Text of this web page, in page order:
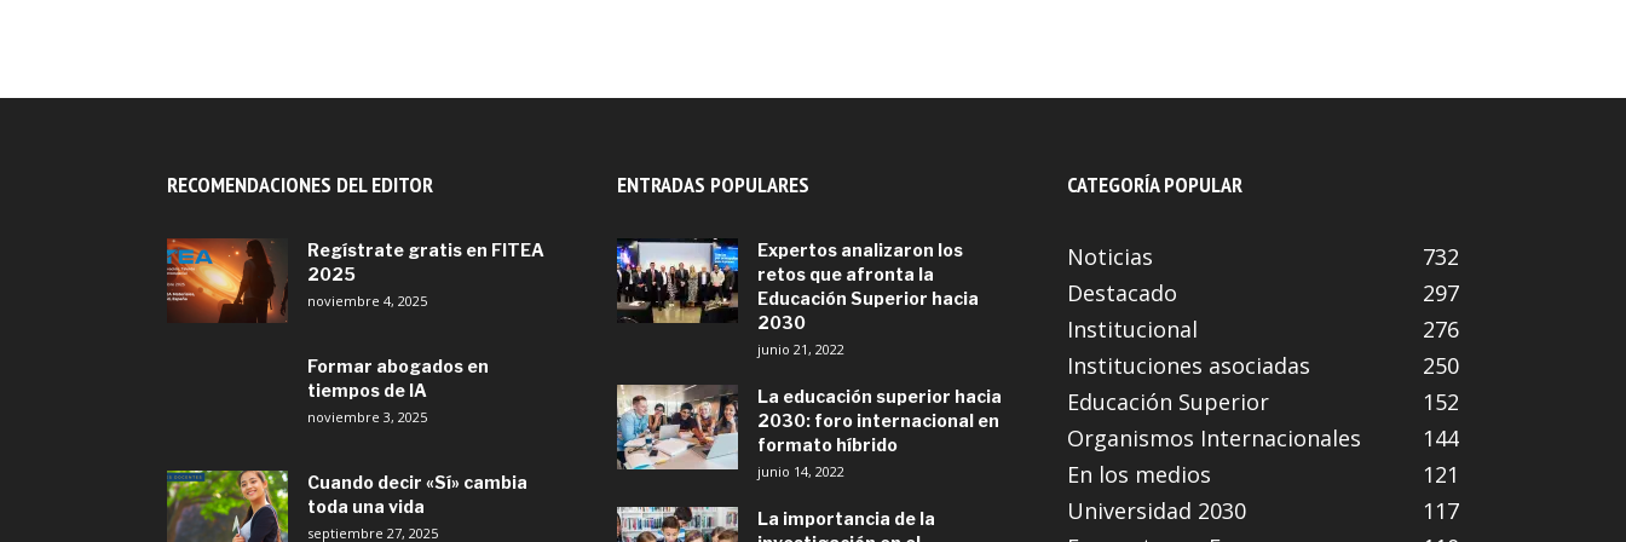
RECOMENDACIONES DEL EDITOR
Regístrate gratis en FITEA
2025
noviembre 4, 2025
Formar abogados en
tiempos de IA
noviembre 3, 2025
Cuando decir «Sí» cambia
toda una vida
septiembre 27, 2025
ENTRADAS POPULARES
Expertos analizaron los
retos que afronta la
Educación Superior hacia
2030
junio 21, 2022
La educación superior hacia
2030: foro internacional en
formato híbrido
junio 14, 2022
La importancia de la
CATEGORÍA POPULAR
Noticias
732
Destacado
297
Institucional
276
Instituciones asociadas
250
Educación Superior
152
Organismos Internacionales
144
En los medios
121
Universidad 2030
117